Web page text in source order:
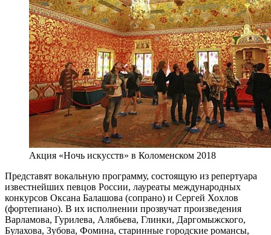
Акция «Ночь искусств» в Коломенском 2018
Представят вокальную программу, состоящую из репертуара
известнейших певцов России, лауреаты международных
конкурсов Оксана Балашова (сопрано) и Сергей Хохлов
(фортепиано). В их исполнении прозвучат произведения
Варламова, Гурилева, Алябьева, Глинки, Даргомыжского,
Булахова, Зубова, Фомина, старинные городские романсы,